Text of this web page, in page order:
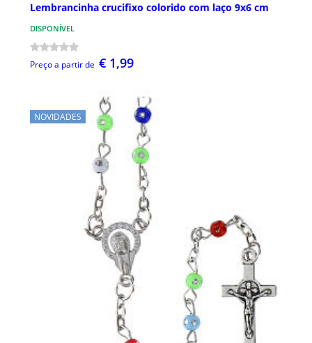
Lembrancinha crucifixo colorido com laço 9x6 cm
DISPONÍVEL
Preço a partir de € 1,99
NOVIDADES